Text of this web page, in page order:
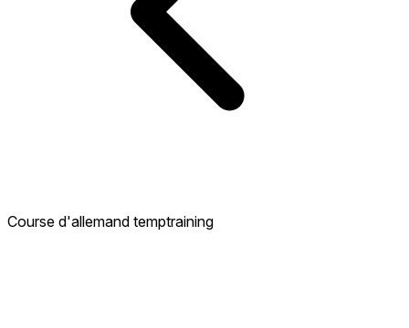
Course d'allemand temptraining